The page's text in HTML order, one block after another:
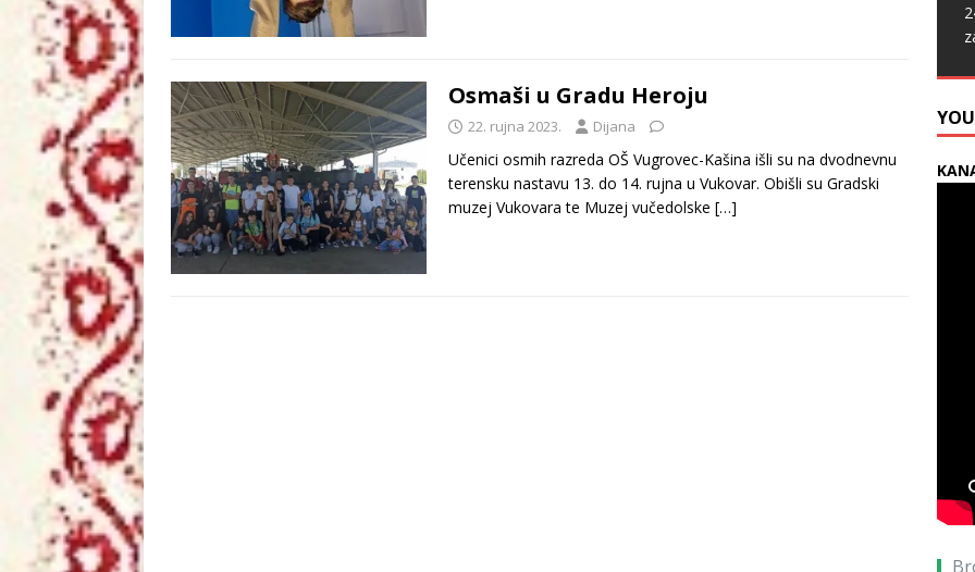
Osmaši u Gradu Heroju
22. rujna 2023. Dijana
Učenici osmih razreda OŠ Vugrovec-Kašina išli su na dvodnevnu
terensku nastavu 13. do 14. rujna u Vukovar. Obišli su Gradski
muzej Vukovara te Muzej vučedolske […]